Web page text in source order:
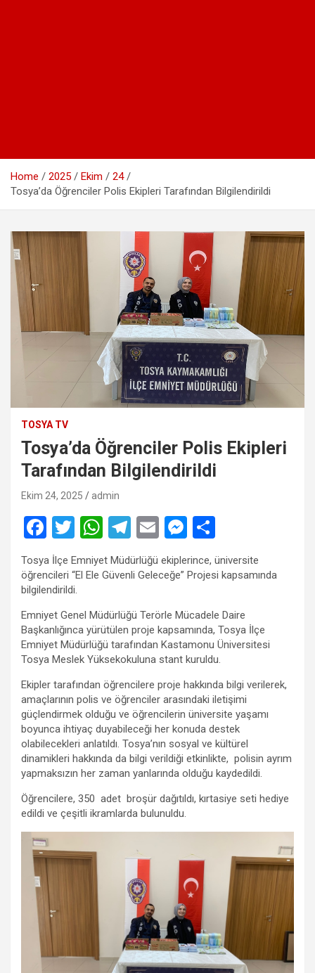
Home 2025 Ekim
24
Tosya’da Öğrenciler Polis Ekipleri Tarafından Bilgilendirildi
TOSYA TV
Tosya’da Öğrenciler Polis Ekipleri
Tarafından Bilgilendirildi
Ekim 24, 2025 admin
F
a
ce
b
o
o
k
T
wi
tt
er
W
h
at
A
p
p
T
el
e
a
m
E
m
ail
M
es
se
g
er
h
ar
Tosya İlçe Emniyet Müdürlüğü ekiplerince, üniversite
öğrencileri “El Ele Güvenli Geleceğe” Projesi kapsamında
bilgilendirildi.
Emniyet Genel Müdürlüğü Terörle Mücadele Daire
Başkanlığınca yürütülen proje kapsamında, Tosya İlçe
Emniyet Müdürlüğü tarafından Kastamonu Üniversitesi
Tosya Meslek Yüksekokuluna stant kuruldu.
Ekipler tarafından öğrencilere proje hakkında bilgi verilerek,
amaçlarının polis ve öğrenciler arasındaki iletişimi
güçlendirmek olduğu ve öğrencilerin üniversite yaşamı
boyunca ihtiyaç duyabileceği her konuda destek
olabilecekleri anlatıldı. Tosya’nın sosyal ve kültürel
dinamikleri hakkında da bilgi verildiği etkinlikte, polisin ayrım
yapmaksızın her zaman yanlarında olduğu kaydedildi.
Öğrencilere, 350 adet broşür dağıtıldı, kırtasiye seti hediye
edildi ve çeşitli ikramlarda bulunuldu.